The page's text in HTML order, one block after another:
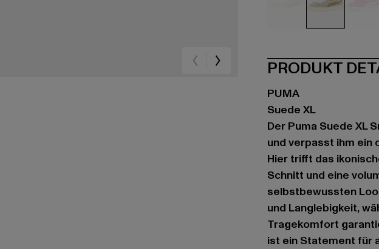
PRODUKT
PUMA
Suede XL
Der Puma Suede XL
und verpasst ihm ein
Hier trifft das
Schnitt und eine
selbstbewussten
und Langlebigkeit,
Tragekomfort
ist ein Statement für